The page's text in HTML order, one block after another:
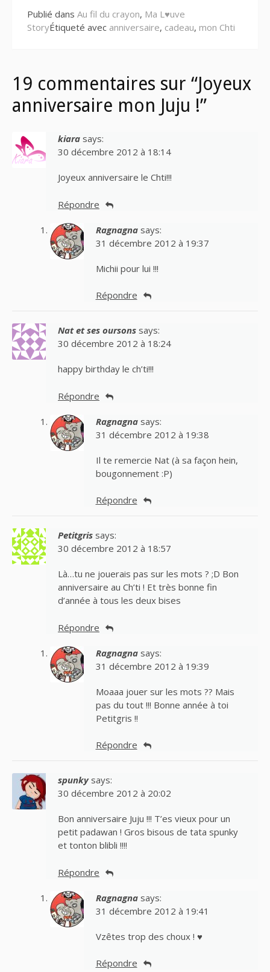
Publié dans Au fil du crayon, Ma L♥uve
StoryÉtiqueté avec anniversaire, cadeau, mon Chti
19 commentaires sur “Joyeux
anniversaire mon Juju !”
kiara says:
30 décembre 2012 à 18:14
Joyeux anniversaire le Chti!!!
Répondre
Ragnagna says:
31 décembre 2012 à 19:37
Michii pour lui !!!
Répondre
Nat et ses oursons says:
30 décembre 2012 à 18:24
happy birthday le ch’ti!!!
Répondre
Ragnagna says:
31 décembre 2012 à 19:38
Il te remercie Nat (à sa façon hein,
bougonnement :P)
Répondre
Petitgris says:
30 décembre 2012 à 18:57
Là…tu ne jouerais pas sur les mots ? ;D Bon
anniversaire au Ch’ti ! Et très bonne fin
d’année à tous les deux bises
Répondre
Ragnagna says:
31 décembre 2012 à 19:39
Moaaa jouer sur les mots ?? Mais
pas du tout !!! Bonne année à toi
Petitgris !!
Répondre
spunky says:
30 décembre 2012 à 20:02
Bon anniversaire Juju !!! T’es vieux pour un
petit padawan ! Gros bisous de tata spunky
et tonton blibli !!!!
Répondre
Ragnagna says:
31 décembre 2012 à 19:41
Vzêtes trop des choux ! ♥
Répondre